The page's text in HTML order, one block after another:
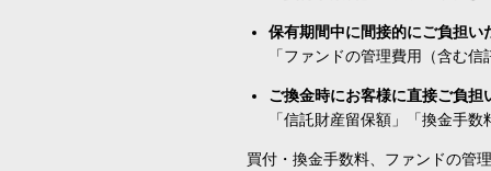
保有期間中に間接的にご負担い
「ファンドの管理費用（含む
ご換金時にお客様に直接ご負担
「信託財産留保額」「換金手
買付・換金手数料、ファンドの管